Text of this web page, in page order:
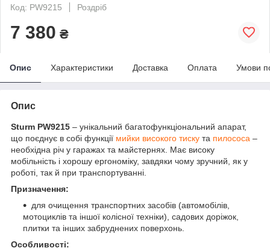
Код: PW9215
Роздріб
7 380 ₴
Опис Характеристики Доставка Оплата Умови
Опис
Sturm PW9215 – унікальний багатофункціональний апарат,
що поєднує в собі функції мийки високого тиску та пилососа –
необхідна річ у гаражах та майстернях. Має високу
мобільність і хорошу ергономіку, завдяки чому зручний, як у
роботі, так й при транспортуванні.
Призначення:
для очищення транспортних засобів (автомобілів,
мотоциклів та іншої колісної техніки), садових доріжок,
плитки та інших забруднених поверхонь.
Особливості: